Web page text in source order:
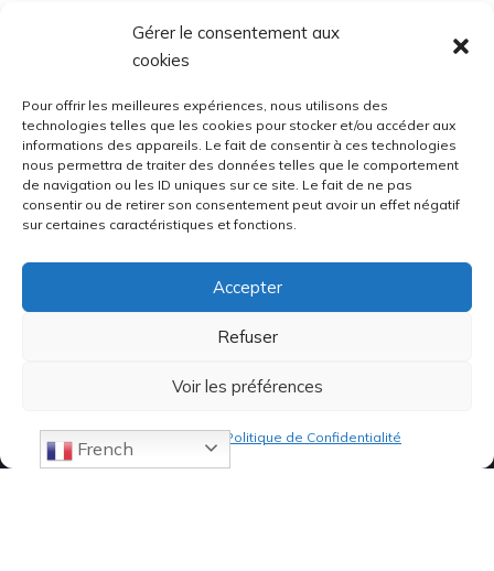
Gérer le consentement aux
cookies
Pour offrir les meilleures expériences, nous utilisons des
technologies telles que les cookies pour stocker et/ou accéder aux
informations des appareils. Le fait de consentir à ces technologies
nous permettra de traiter des données telles que le comportement
de navigation ou les ID uniques sur ce site. Le fait de ne pas
consentir ou de retirer son consentement peut avoir un effet négatif
sur certaines caractéristiques et fonctions.
Accepter
Refuser
Voir les préférences
Politique de Confidentialité
French